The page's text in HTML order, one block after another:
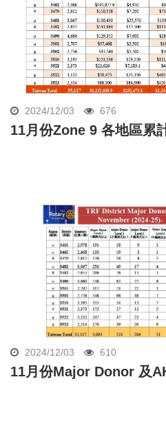
2024/12/03 676
11月份Zone 9 各地區累
2024/12/03 610
11月份Major Donor 及